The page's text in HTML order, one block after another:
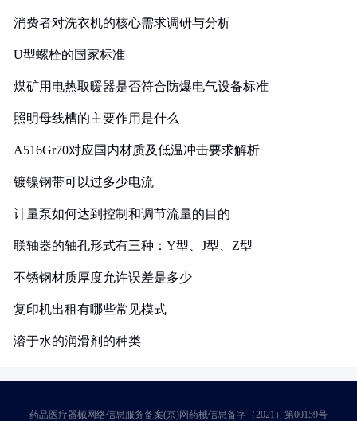
消费者对洗衣机的核心需求调研与分析
U型螺栓的国家标准
煤矿用电热取暖器是否符合防爆电气设备标准
照明母线槽的主要作用是什么
A516Gr70对应国内材质及低温冲击要求解析
镀镍钢带可以过多少电流
计量泵如何达到控制和调节流量的目的
联轴器的轴孔形式有三种：Y型、J型、Z型
不锈钢材质厚度允许误差是多少
复印机出租有哪些常见模式
溶于水的润滑剂的种类
药品医疗器械网络信息服务备案(京)网药械信息备字（2021）第00159号